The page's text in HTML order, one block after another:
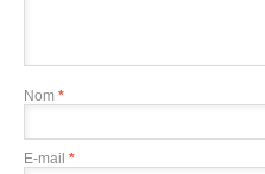
Nom *
E-mail *